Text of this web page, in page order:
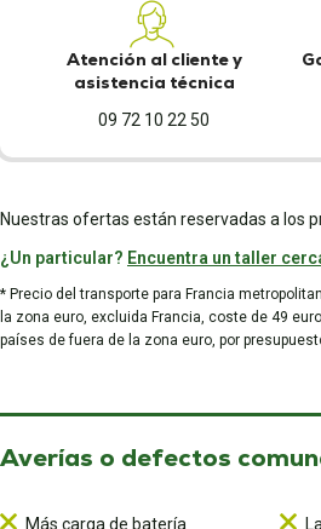
Atención al cliente y
asistencia técnica
09 72 10 22 50
Nuestras ofertas están reservadas a los
¿Un particular? Encuentra un taller
* Precio del transporte para Francia
la zona euro, excluida Francia, coste de 49
países de fuera de la zona euro, por
Averías o defectos
Más carga de batería